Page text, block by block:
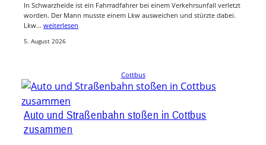
In Schwarzheide ist ein Fahrradfahrer bei einem Verkehrsunfall verletzt
worden. Der Mann musste einem Lkw ausweichen und stürzte dabei.
Lkw… weiterlesen
5. August 2026
Cottbus
Auto und Straßenbahn stoßen in Cottbus
zusammen